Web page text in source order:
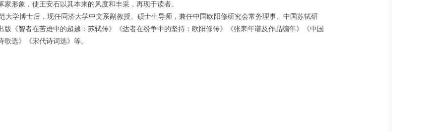
形象，使王安石以其本来的风度和丰采，再现于读者。
学博士后，现任同济大学中文系副教授、硕士生导师，兼任中国欧阳修研究会常务理事、中国苏轼研
版《智者在苦难中的超越：苏轼传》《达者在纷争中的坚持：欧阳修传》《张耒年谱及作品编年》《中国
选》《宋代诗词选》等。